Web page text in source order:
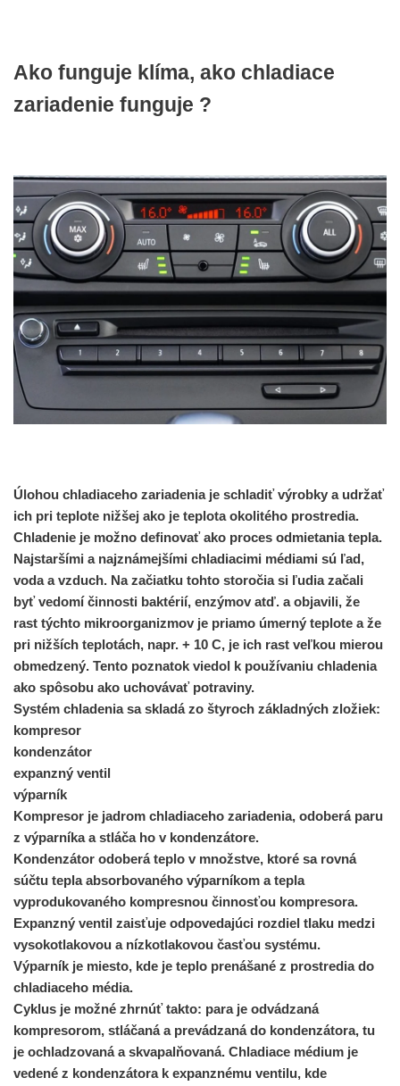
Ako funguje klíma, ako chladiace
zariadenie funguje ?
Úlohou chladiaceho zariadenia je schladiť výrobky a udržať
ich pri teplote nižšej ako je teplota okolitého prostredia.
Chladenie je možno definovať ako proces odmietania tepla.
Najstaršími a najznámejšími chladiacimi médiami sú ľad,
voda a vzduch. Na začiatku tohto storočia si ľudia začali
byť vedomí činnosti baktérií, enzýmov atď. a objavili, že
rast týchto mikroorganizmov je priamo úmerný teplote a že
pri nižších teplotách, napr. + 10 C, je ich rast veľkou mierou
obmedzený. Tento poznatok viedol k používaniu chladenia
ako spôsobu ako uchovávať potraviny.
Systém chladenia sa skladá zo štyroch základných zložiek:
kompresor
kondenzátor
expanzný ventil
výparník
Kompresor je jadrom chladiaceho zariadenia, odoberá paru
z výparníka a stláča ho v kondenzátore.
Kondenzátor odoberá teplo v množstve, ktoré sa rovná
súčtu tepla absorbovaného výparníkom a tepla
vyprodukovaného kompresnou činnosťou kompresora.
Expanzný ventil zaisťuje odpovedajúci rozdiel tlaku medzi
vysokotlakovou a nízkotlakovou časťou systému.
Výparník je miesto, kde je teplo prenášané z prostredia do
chladiaceho média.
Cyklus je možné zhrnúť takto: para je odvádzaná
kompresorom, stláčaná a prevádzaná do kondenzátora, tu
je ochladzovaná a skvapalňovaná. Chladiace médium je
vedené z kondenzátora k expanznému ventilu, kde